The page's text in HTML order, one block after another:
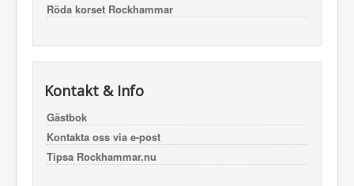
Röda korset Rockhammar
Kontakt & Info
Gästbok
Kontakta oss via e-post
Tipsa Rockhammar.nu